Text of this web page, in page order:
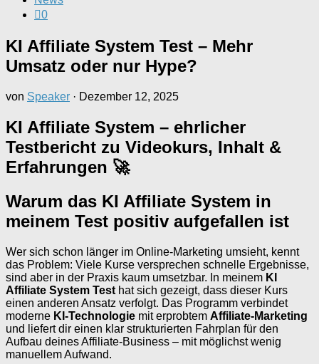
0
KI Affiliate System Test – Mehr
Umsatz oder nur Hype?
von Speaker · Dezember 12, 2025
KI Affiliate System – ehrlicher
Testbericht zu Videokurs, Inhalt &
Erfahrungen 🚀
Warum das KI Affiliate System in
meinem Test positiv aufgefallen ist
Wer sich schon länger im Online-Marketing umsieht, kennt
das Problem: Viele Kurse versprechen schnelle Ergebnisse,
sind aber in der Praxis kaum umsetzbar. In meinem KI
Affiliate System Test hat sich gezeigt, dass dieser Kurs
einen anderen Ansatz verfolgt. Das Programm verbindet
moderne KI-Technologie mit erprobtem Affiliate-Marketing
und liefert dir einen klar strukturierten Fahrplan für den
Aufbau deines Affiliate-Business – mit möglichst wenig
manuellem Aufwand.